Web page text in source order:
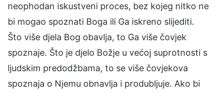
neophodan iskustveni proces, bez kojeg nitko ne
bi mogao spoznati Boga ili Ga iskreno slijediti.
Što više djela Bog obavlja, to Ga više čovjek
spoznaje. Što je djelo Božje u većoj suprotnosti s
ljudskim predodžbama, to se više čovjekova
spoznaja o Njemu obnavlja i produbljuje. Ako bi